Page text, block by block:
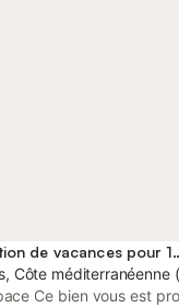
Location de
Côte méditerranéenne
Ce bien vous est